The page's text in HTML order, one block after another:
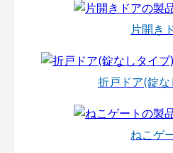
片開き
折戸ドア(錠な
ねこゲ